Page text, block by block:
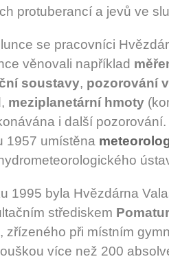
protuberancí a jevů ve
se pracovníci
věnovali například
soustavy, pozorování
, meziplanetární hmoty
i další
1957 umístěna
1995 byla Hvězdárna
střediskem
zřízeného při místním
více než 200